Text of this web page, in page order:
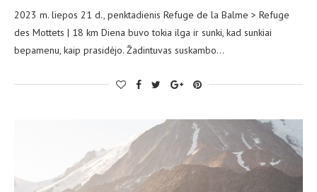
2023 m. liepos 21 d., penktadienis Refuge de la Balme > Refuge
des Mottets | 18 km Diena buvo tokia ilga ir sunki, kad sunkiai
bepamenu, kaip prasidėjo. Žadintuvas suskambo…